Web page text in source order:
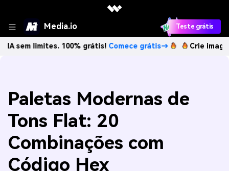
Media.io Teste grátis
100% grátis!Comece grátis→ Crie imagens com
Paletas Modernas de
Tons Flat: 20
Combinações com
Código Hex